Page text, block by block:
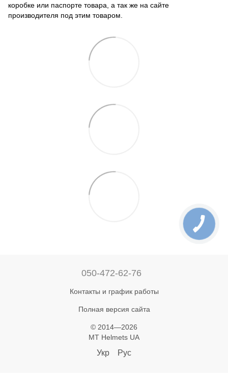
коробке или паспорте товара, а так же на сайте
производителя под этим товаром.
050-472-62-76
Контакты и график работы
Полная версия сайта
© 2014—2026
MT Helmets UA
Укр Рус